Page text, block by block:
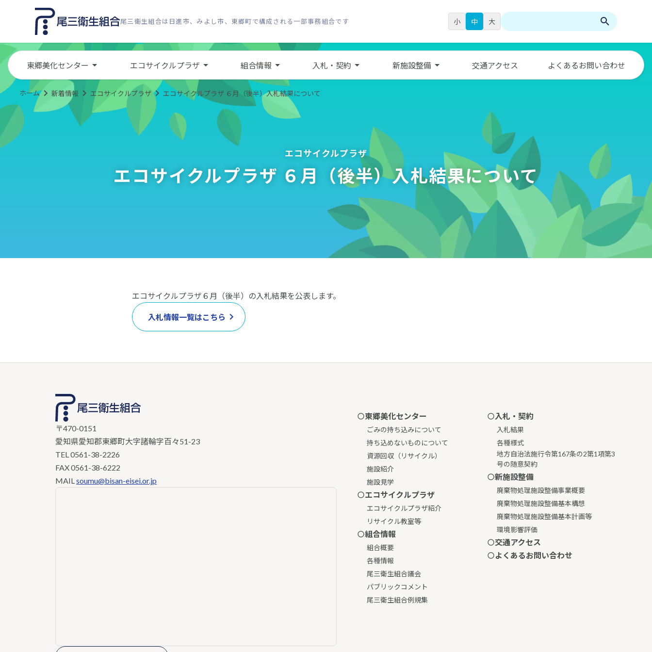
尾三衛生組合は日進市、みよし市、東郷町で構成される一部事務組合です 小 中 大
検
東郷美化センター エコサイクルプラザ 組合情報 入札・契約 新施設整備 交通アクセス よくあるお問い合わせ
ホーム 新着情報 エコサイクルプラザ エコサイクルプラザ ６月（後半）入札結果について
エコサイクルプラザ
エコサイクルプラザ ６月（後半）入札結果について
エコサイクルプラザ６月（後半）の入札結果を公表します。
入札情報一覧はこちら
〒470-0151
愛知県愛知郡東郷町大字諸輪字百々51-23
TEL0561-38-2226
FAX 0561-38-6222
MAILsoumu@bisan-eisei.or.jp
東郷美化センター
ごみの持ち込みについて
持ち込めないものについて
資源回収（リサイクル）
施設紹介
施設見学
エコサイクルプラザ
エコサイクルプラザ紹介
リサイクル教室等
組合情報
組合概要
各種情報
尾三衛生組合議会
パブリックコメント
尾三衛生組合例規集
入札・契約
入札結果
各種様式
地方自治法施行令第167条の2第1項第3
号の随意契約
新施設整備
廃棄物処理施設整備事業概要
廃棄物処理施設整備基本構想
廃棄物処理施設整備基本計画等
環境影響評価
交通アクセス
よくあるお問い合わせ